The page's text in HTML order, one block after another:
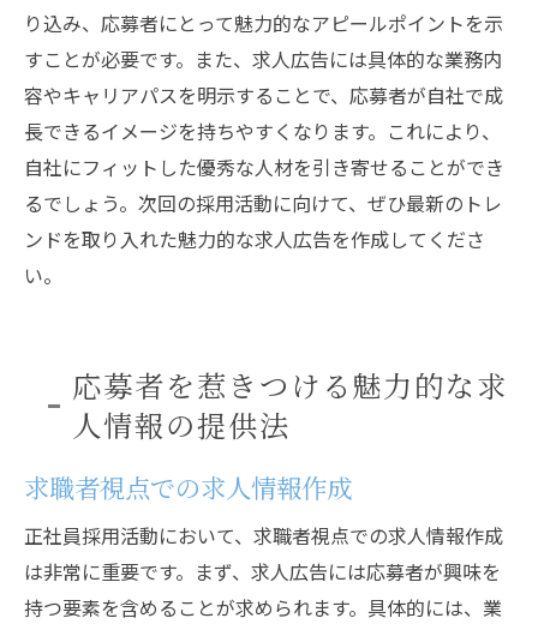
り込み、応募者にとって魅力的なアピールポイントを示
すことが必要です。また、求人広告には具体的な業務内
容やキャリアパスを明示することで、応募者が自社で成
長できるイメージを持ちやすくなります。これにより、
自社にフィットした優秀な人材を引き寄せることができ
るでしょう。次回の採用活動に向けて、ぜひ最新のトレ
ンドを取り入れた魅力的な求人広告を作成してくださ
い。
応募者を惹きつける魅力的な求
人情報の提供法
求職者視点での求人情報作成
正社員採用活動において、求職者視点での求人情報作成
は非常に重要です。まず、求人広告には応募者が興味を
持つ要素を含めることが求められます。具体的には、業